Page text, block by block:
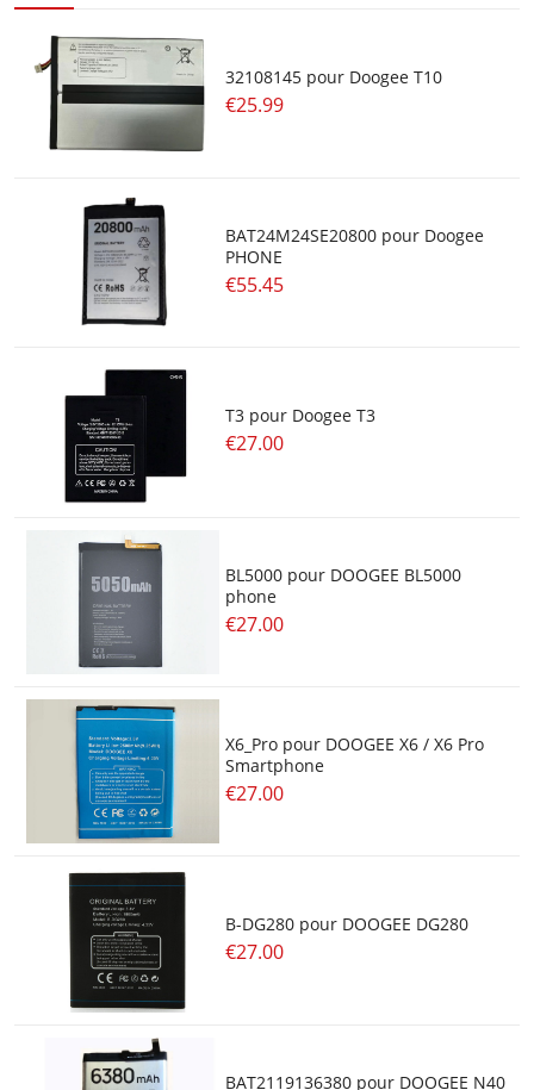
32108145 pour Doogee T10
€25.99
BAT24M24SE20800 pour Doogee
PHONE
€55.45
T3 pour Doogee T3
€27.00
BL5000 pour DOOGEE BL5000
phone
€27.00
X6_Pro pour DOOGEE X6 / X6 Pro
Smartphone
€27.00
B-DG280 pour DOOGEE DG280
€27.00
BAT2119136380 pour DOOGEE N40